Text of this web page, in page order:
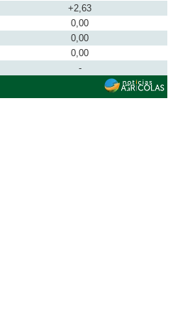
+2,63
0,00
0,00
0,00
-